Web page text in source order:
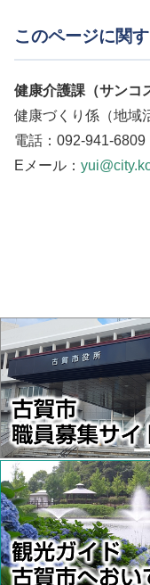
このページに関
健康介護課（サンコ
健康づくり係（地域
電話：092-941-6809
Eメール：